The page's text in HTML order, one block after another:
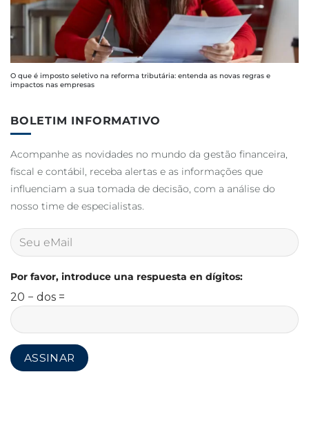
O que é imposto seletivo na reforma tributária: entenda as novas regras e
impactos nas empresas
BOLETIM INFORMATIVO
Acompanhe as novidades no mundo da gestão financeira,
fiscal e contábil, receba alertas e as informações que
influenciam a sua tomada de decisão, com a análise do
nosso time de especialistas.
Por favor, introduce una respuesta en dígitos:
20 − dos =